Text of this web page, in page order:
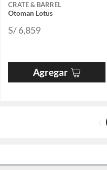
CRATE & BARREL
Otoman Lotus
S/ 6,859
Agregar